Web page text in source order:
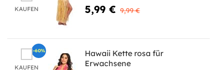
KAUFEN 5,99 € 9,99 €
KAUFEN
Hawaii Kette rosa für
Erwachsene
-60%